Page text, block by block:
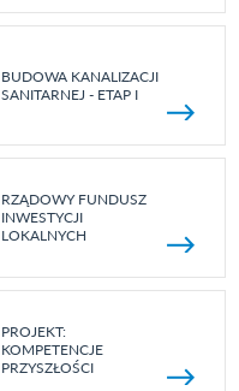
BUDOWA KANALIZACJI
SANITARNEJ - ETAP I
RZĄDOWY FUNDUSZ
INWESTYCJI
LOKALNYCH
PROJEKT:
KOMPETENCJE
PRZYSZŁOŚCI